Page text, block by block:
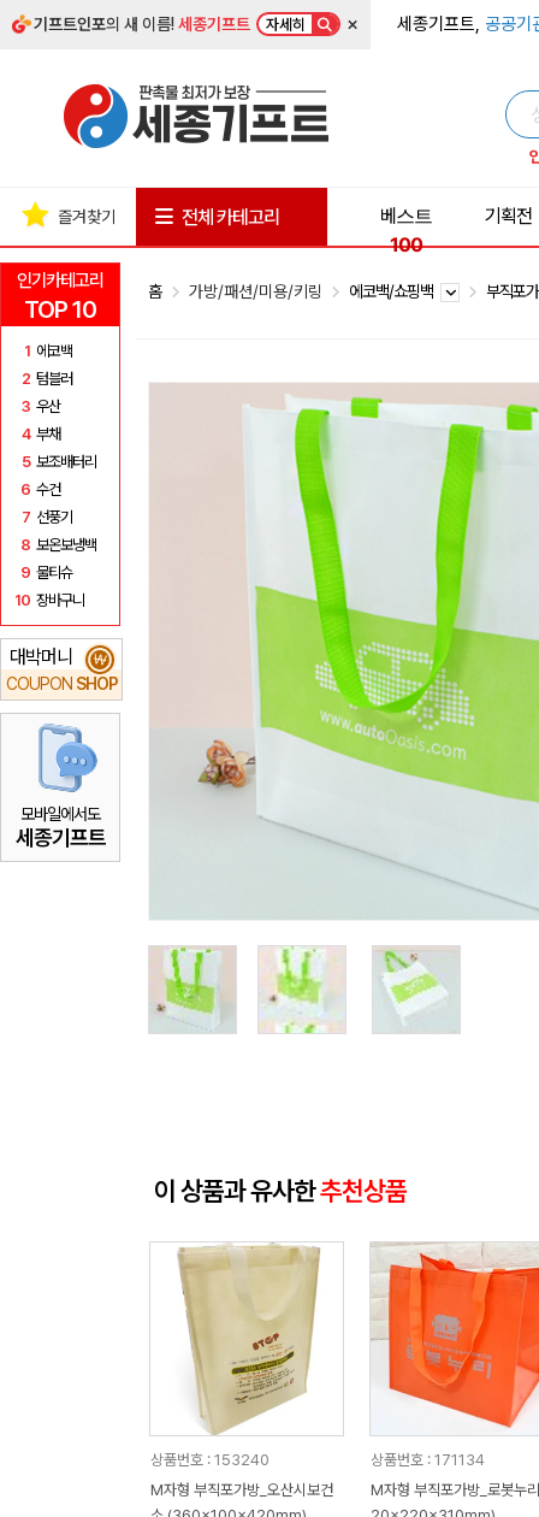
기프트인포의 새 이름!세종기프트 자세히 × 세종기프트, 공공기
인기카테고리
TOP 10
1 에코백
2 텀블러
3 우산
4 부채
5 보조배터리
6 수건
7 선풍기
8 보온보냉백
9 물티슈
10 장바구니
대박머니
COUPON SHOP
₩
모바일에서도
세종기프트
즐겨찾기 전체 카테고리
베스트
100
기획전
홈 가방/패션/미용/키링 에코백/쇼핑백 부직포
이 상품과 유사한추천상품
상품번호 : 153240
M자형 부직포가방_오산시보건
상품번호 : 171134
M자형 부직포가방_로봇누